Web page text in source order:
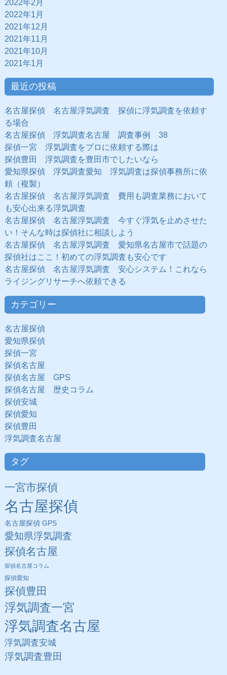
2022年2月
2022年1月
2021年12月
2021年11月
2021年10月
2021年1月
最近の投稿
名古屋探偵 名古屋浮気調査 探偵に浮気調査を依頼す
る場合
名古屋探偵 浮気調査名古屋 調査事例 38
探偵一宮 浮気調査をプロに依頼する際は
探偵豊田 浮気調査を豊田市でしたいなら
愛知県探偵 浮気調査愛知 浮気調査は探偵事務所に依
頼（複製）
名古屋探偵 名古屋浮気調査 費用も調査業務において
も安心出来る浮気調査
名古屋探偵 名古屋浮気調査 今すぐ浮気を止めさせた
い！そんな時は探偵社に相談しよう
名古屋探偵 名古屋浮気調査 愛知県名古屋市で話題の
探偵社はここ！初めての浮気調査も安心です
名古屋探偵 名古屋浮気調査 安心システム！これなら
ライジングリサーチへ依頼できる
カテゴリー
名古屋探偵
愛知県探偵
探偵一宮
探偵名古屋
探偵名古屋 GPS
探偵名古屋 歴史コラム
探偵安城
探偵愛知
探偵豊田
浮気調査名古屋
タグ
一宮市探偵
名古屋探偵
名古屋探偵 GPS
愛知県浮気調査
探偵名古屋
探偵名古屋コラム
探偵愛知
探偵豊田
浮気調査一宮
浮気調査名古屋
浮気調査安城
浮気調査豊田